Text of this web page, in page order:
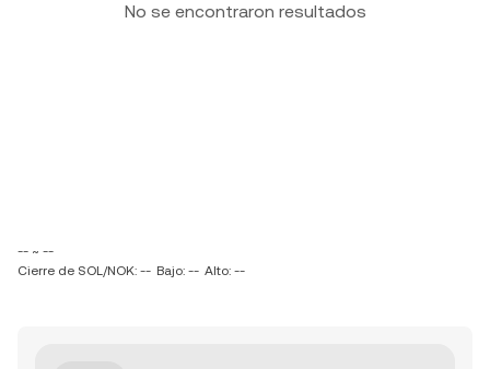
No se encontraron resultados
-- ~ --
Cierre de SOL/NOK: -- Bajo: -- Alto: --